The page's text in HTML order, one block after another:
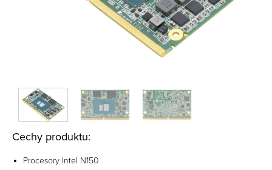
Cechy produktu:
Procesory Intel N150